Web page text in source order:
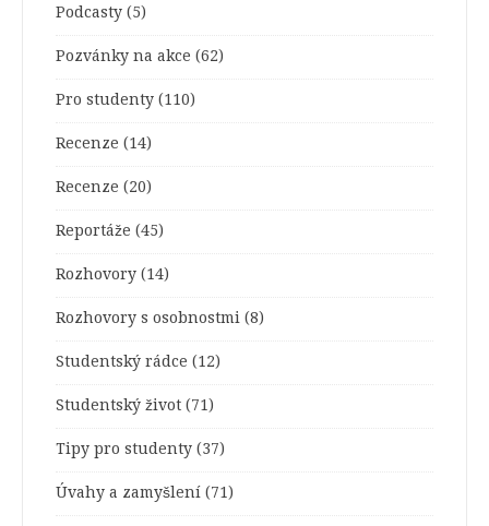
Podcasty (5)
Pozvánky na akce (62)
Pro studenty (110)
Recenze (14)
Recenze (20)
Reportáže (45)
Rozhovory (14)
Rozhovory s osobnostmi (8)
Studentský rádce (12)
Studentský život (71)
Tipy pro studenty (37)
Úvahy a zamyšlení (71)